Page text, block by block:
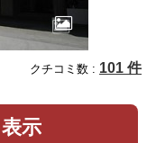
クチコミ数 : 101 件
示